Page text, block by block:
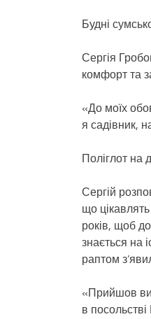
Будні
Сергія
комфорт та
«До моїх
я садівник,
Поліглот на
Сергій
що
років, щоб
знається на
раптом
«Прийшов
в